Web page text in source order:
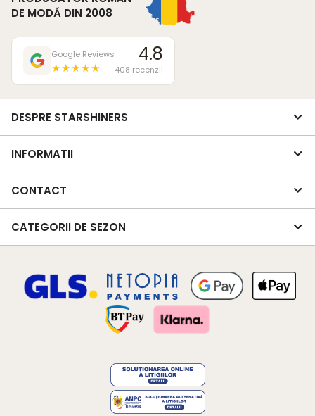
DE MODĂ DIN 2008
Google Reviews
★★★★★
4.8
408 recenzii
DESPRE STARSHINERS
INFORMATII
CONTACT
CATEGORII DE SEZON